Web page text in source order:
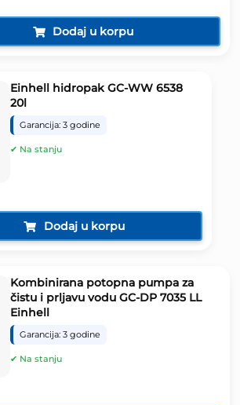
KM.
Dodaj u korpu
Einhell hidropak GC-WW 6538
20l
Garancija: 3 godine
✔ Na stanju
Dodaj u korpu
Kombinirana potopna pumpa za
čistu i prljavu vodu GC-DP 7035 LL
Einhell
Garancija: 3 godine
✔ Na stanju